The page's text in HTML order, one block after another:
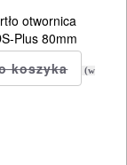
otwornica
Plus 80mm
(w